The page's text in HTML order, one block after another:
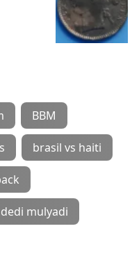
BBM
brasil vs haiti
dedi mulyadi